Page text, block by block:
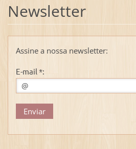
Newsletter
Assine a nossa newsletter:
E-mail *: